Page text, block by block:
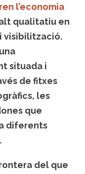
l’economia
qualitatiu en
visibilització.
situada i
de fitxes
les
que
diferents
del que